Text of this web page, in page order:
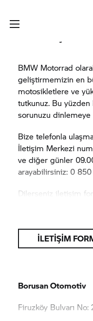
BMW Motorrad
geliştirmemizin en
motosikletlere ve
tutkunuz. Bu
sorunuzu dinlemeye
Bize telefonla
İletişim Merkezi
ve diğer günler
arayabilirsiniz: 0
Dilerseniz iletişim
İLETİŞİM
Borusan Otomotiv
Firuzköy Bulvarı